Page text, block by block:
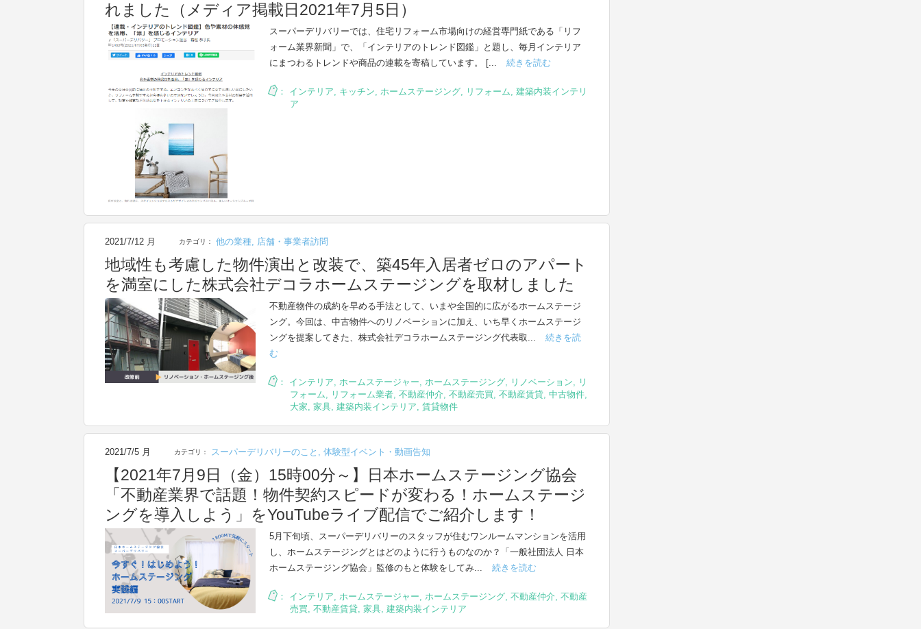
れました（メディア掲載日2021年7月5日）
スーパーデリバリーでは、住宅リフォーム市場向けの経営専門紙である「リフ
ォーム業界新聞」で、「インテリアのトレンド図鑑」と題し、毎月インテリア
にまつわるトレンドや商品の連載を寄稿しています。 [...
続きを読む
： インテリア, キッチン, ホームステージング, リフォーム, 建築内装インテリ
ア
2021/7/12 月 カテゴリ： 他の業種, 店舗・事業者訪問
地域性も考慮した物件演出と改装で、築45年入居者ゼロのアパート
を満室にした株式会社デコラホームステージングを取材しました
不動産物件の成約を早める手法として、いまや全国的に広がるホームステージ
ング。今回は、中古物件へのリノベーションに加え、いち早くホームステージ
ングを提案してきた、株式会社デコラホームステージング代表取...
続きを読
む
： インテリア, ホームステージャー, ホームステージング, リノベーション, リ
フォーム, リフォーム業者, 不動産仲介, 不動産売買, 不動産賃貸, 中古物件,
大家, 家具, 建築内装インテリア, 賃貸物件
2021/7/5 月 カテゴリ： スーパーデリバリーのこと , 体験型イベント・動画告知
【2021年7月9日（金）15時00分～】日本ホームステージング協会
「不動産業界で話題！物件契約スピードが変わる！ホームステージ
ングを導入しよう」をYouTubeライブ配信でご紹介します！
5月下旬頃、スーパーデリバリーのスタッフが住むワンルームマンションを活用
し、ホームステージングとはどのように行うものなのか？「一般社団法人 日本
ホームステージング協会」監修のもと体験をしてみ...
続きを読む
： インテリア, ホームステージャー, ホームステージング, 不動産仲介, 不動産
売買, 不動産賃貸, 家具, 建築内装インテリア